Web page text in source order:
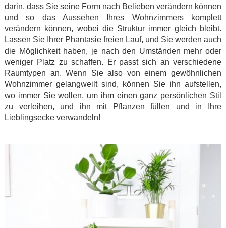
darin, dass Sie seine Form nach Belieben verändern können
und so das Aussehen Ihres Wohnzimmers komplett
verändern können, wobei die Struktur immer gleich bleibt.
Lassen Sie Ihrer Phantasie freien Lauf, und Sie werden auch
die Möglichkeit haben, je nach den Umständen mehr oder
weniger Platz zu schaffen. Er passt sich an verschiedene
Raumtypen an. Wenn Sie also von einem gewöhnlichen
Wohnzimmer gelangweilt sind, können Sie ihn aufstellen,
wo immer Sie wollen, um ihm einen ganz persönlichen Stil
zu verleihen, und ihn mit Pflanzen füllen und in Ihre
Lieblingsecke verwandeln!